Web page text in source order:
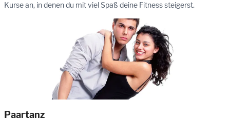
Kurse an, in denen du mit viel Spaß deine Fitness steigerst.
Paartanz